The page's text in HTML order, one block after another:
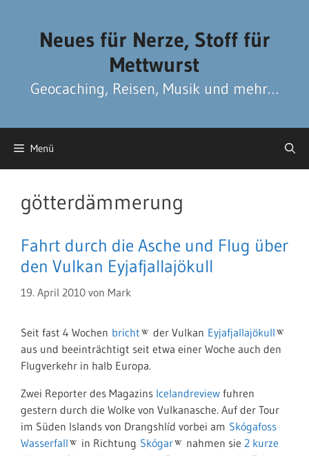
Neues für Nerze, Stoff für
Mettwurst
Geocaching, Reisen, Musik und mehr…
Menü
götterdämmerung
Fahrt durch die Asche und Flug über
den Vulkan Eyjafjallajökull
19. April 2010 von Mark
Seit fast 4 Wochen bricht der Vulkan Eyjafjallajökull
aus und beeinträchtigt seit etwa einer Woche auch den
Flugverkehr in halb Europa.
Zwei Reporter des Magazins Icelandreview fuhren
gestern durch die Wolke von Vulkanasche. Auf der Tour
im Süden Islands von Drangshlíd vorbei am Skógafoss
Wasserfall
in Richtung Skógar nahmen sie 2 kurze